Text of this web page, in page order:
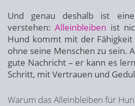
Und genau deshalb ist
verstehen:Alleinbleiben ist
Hund kommt mit der
ohne seine Menschen zu sein.
gute Nachricht – er kann es
Schritt, mit Vertrauen und
Warum das Alleinbleiben für